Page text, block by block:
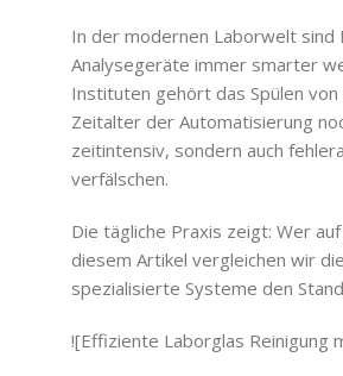
In der modernen Laborwelt sind
Analysegeräte immer smarter
Instituten gehört das Spülen
Zeitalter der Automatisierung
zeitintensiv, sondern auch
verfälschen.
Die tägliche Praxis zeigt: Wer
diesem Artikel vergleichen wir
spezialisierte Systeme den
![Effiziente Laborglas